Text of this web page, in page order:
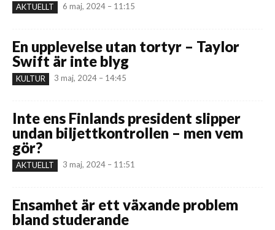
AKTUELLT 6 maj, 2024 – 11:15
En upplevelse utan tortyr – Taylor
Swift är inte blyg
KULTUR 3 maj, 2024 – 14:45
Inte ens Finlands president slipper
undan biljettkontrollen – men vem
gör?
AKTUELLT 3 maj, 2024 – 11:51
Ensamhet är ett växande problem
bland studerande